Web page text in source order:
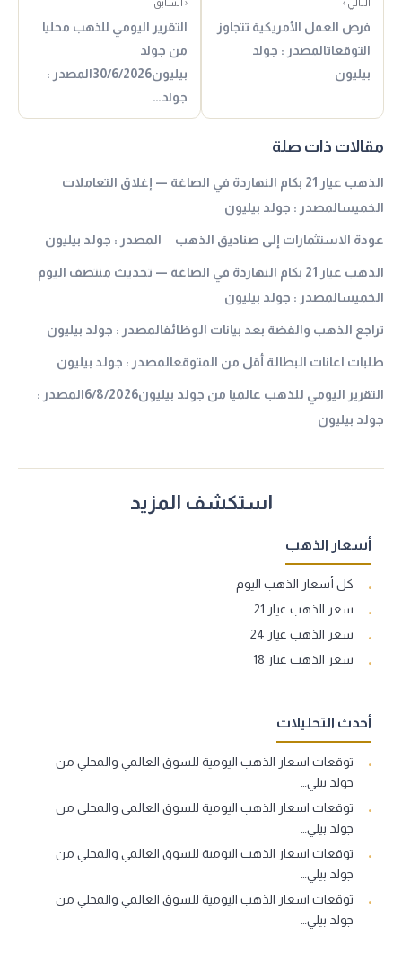
التالي ›
فرص العمل الأمريكية تتجاوز
التوقعاتالمصدر : جولد
بيليون
‹ السابق
التقرير اليومي للذهب محليا
من جولد
بيليون30/6/2026المصدر :
جولد…
مقالات ذات صلة
الذهب عيار 21 بكام النهاردة في الصاغة — إغلاق التعاملات
الخميسالمصدر : جولد بيليون
عودة الاستثمارات إلى صناديق الذهب المصدر : جولد بيليون
الذهب عيار 21 بكام النهاردة في الصاغة — تحديث منتصف اليوم
الخميسالمصدر : جولد بيليون
تراجع الذهب والفضة بعد بيانات الوظائفالمصدر : جولد بيليون
طلبات اعانات البطالة أقل من المتوقعالمصدر : جولد بيليون
التقرير اليومي للذهب عالميا من جولد بيليون6/8/2026المصدر :
جولد بيليون
استكشف المزيد
أسعار الذهب
كل أسعار الذهب اليوم
سعر الذهب عيار 21
سعر الذهب عيار 24
سعر الذهب عيار 18
أحدث التحليلات
توقعات اسعار الذهب اليومية للسوق العالمي والمحلي من
جولد بيلي…
توقعات اسعار الذهب اليومية للسوق العالمي والمحلي من
جولد بيلي…
توقعات اسعار الذهب اليومية للسوق العالمي والمحلي من
جولد بيلي…
توقعات اسعار الذهب اليومية للسوق العالمي والمحلي من
جولد بيلي…